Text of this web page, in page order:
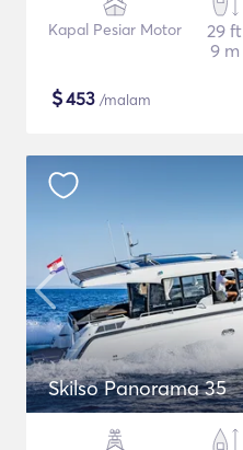
Kapal Pesiar Motor
29 ft
9 m
$453 /malam
Skilso Panorama 35